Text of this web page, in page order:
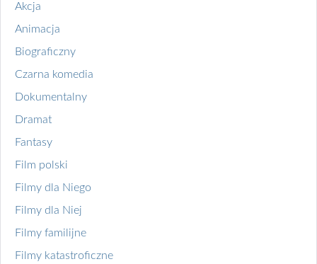
Akcja
Animacja
Biograficzny
Czarna komedia
Dokumentalny
Dramat
Fantasy
Film polski
Filmy dla Niego
Filmy dla Niej
Filmy familijne
Filmy katastroficzne